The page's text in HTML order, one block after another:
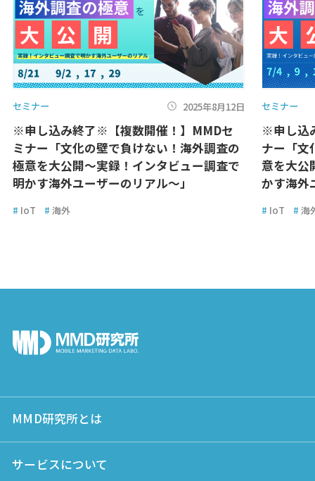
セミナー 2025年8月12日
※申し込み終了※【複数開催！】MMDセ
ミナー「文化の壁で負けない！海外調査の
極意を大公開～実録！インタビュー調査で
明かす海外ユーザーのリアル～」
# IoT # 海外
セミナー
※申し込
ナー「文
意を大公
かす海外
# IoT # 海
MMD研究所とは
サービスについて